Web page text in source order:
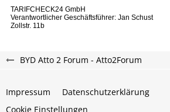
BYD Atto 2 Forum - Atto2Forum
Impressum
Datenschutzerklärung
Cookie Einstellungen